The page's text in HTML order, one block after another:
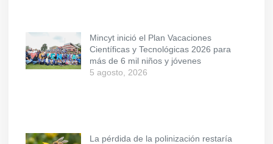
Mincyt inició el Plan Vacaciones
Científicas y Tecnológicas 2026 para
más de 6 mil niños y jóvenes
5 agosto, 2026
La pérdida de la polinización restaría